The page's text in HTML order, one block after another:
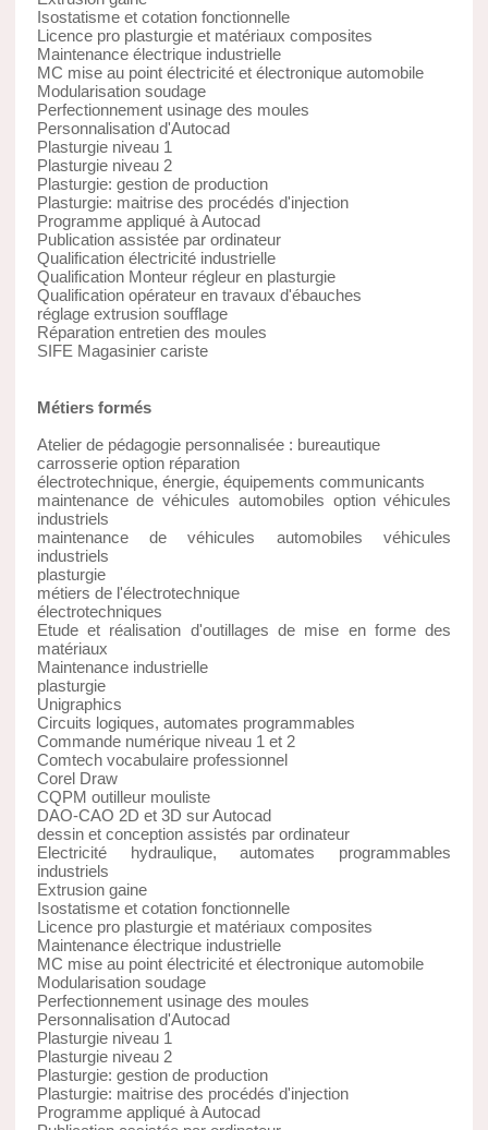
Isostatisme et cotation fonctionnelle
Licence pro plasturgie et matériaux composites
Maintenance électrique industrielle
MC mise au point électricité et électronique automobile
Modularisation soudage
Perfectionnement usinage des moules
Personnalisation d'Autocad
Plasturgie niveau 1
Plasturgie niveau 2
Plasturgie: gestion de production
Plasturgie: maitrise des procédés d'injection
Programme appliqué à Autocad
Publication assistée par ordinateur
Qualification électricité industrielle
Qualification Monteur régleur en plasturgie
Qualification opérateur en travaux d'ébauches
réglage extrusion soufflage
Réparation entretien des moules
SIFE Magasinier cariste
Métiers formés
Atelier de pédagogie personnalisée : bureautique
carrosserie option réparation
électrotechnique, énergie, équipements communicants
maintenance de véhicules automobiles option véhicules
industriels
maintenance de véhicules automobiles véhicules
industriels
plasturgie
métiers de l'électrotechnique
électrotechniques
Etude et réalisation d'outillages de mise en forme des
matériaux
Maintenance industrielle
plasturgie
Unigraphics
Circuits logiques, automates programmables
Commande numérique niveau 1 et 2
Comtech vocabulaire professionnel
Corel Draw
CQPM outilleur mouliste
DAO-CAO 2D et 3D sur Autocad
dessin et conception assistés par ordinateur
Electricité hydraulique, automates programmables
industriels
Extrusion gaine
Isostatisme et cotation fonctionnelle
Licence pro plasturgie et matériaux composites
Maintenance électrique industrielle
MC mise au point électricité et électronique automobile
Modularisation soudage
Perfectionnement usinage des moules
Personnalisation d'Autocad
Plasturgie niveau 1
Plasturgie niveau 2
Plasturgie: gestion de production
Plasturgie: maitrise des procédés d'injection
Programme appliqué à Autocad